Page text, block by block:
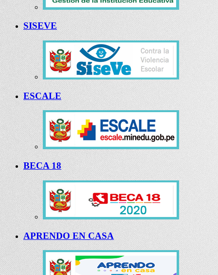
SISEVE
ESCALE
BECA 18
APRENDO EN CASA